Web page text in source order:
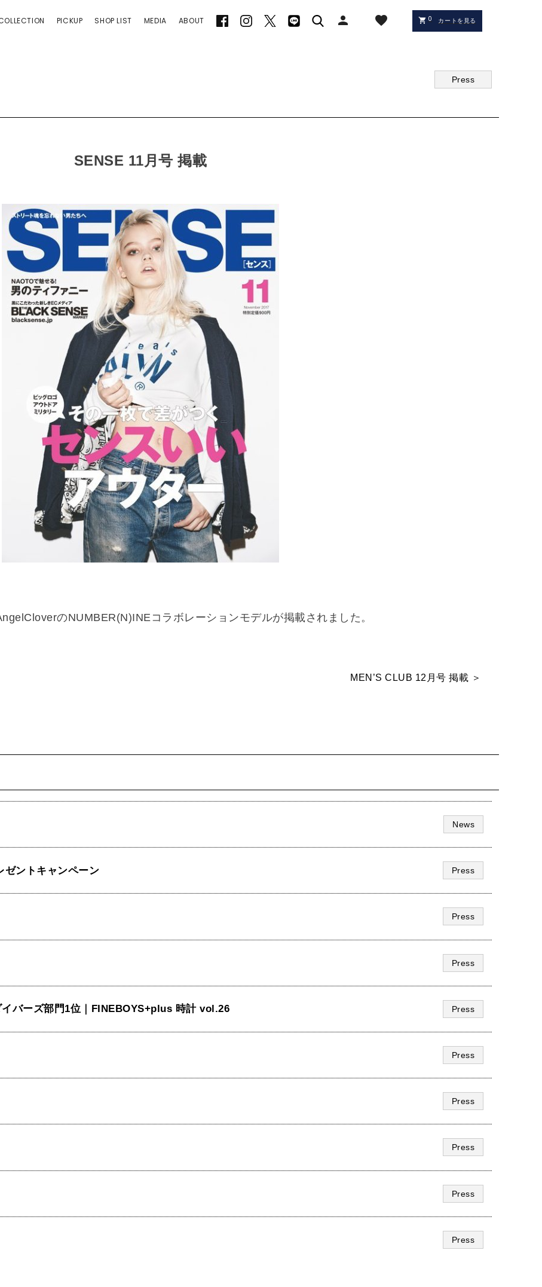
PICKUP SHOP LIST MEDIA ABOUT person favorite shopping_cart 0 カートを見る
Press
SENSE 11月号 掲載
のNUMBER(N)INEコラボレーションモデルが掲載されました。
MEN’S CLUB 12月号 掲載 ＞
News
ゼントキャンペーン Press
Press
Press
バーズ部門1位｜FINEBOYS+plus 時計 vol.26 Press
Press
Press
Press
Press
Press